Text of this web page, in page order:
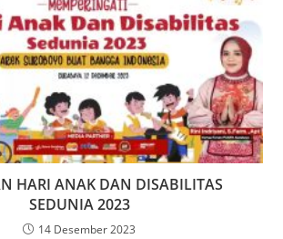
HARI ANAK DAN DISABILITAS
SEDUNIA 2023
14 Desember 2023